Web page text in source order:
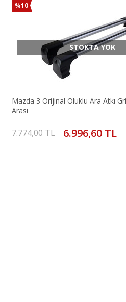
%10
STOKTA YOK
Mazda 3 Orijinal Oluklu Ara Atkı
Arası
7.774,00 TL 6.996,60 TL